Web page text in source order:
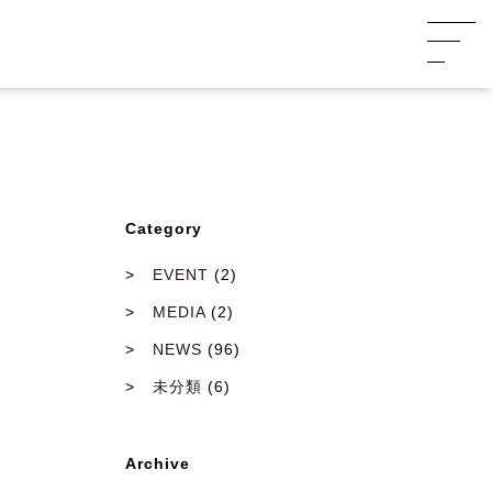
Category
EVENT (2)
MEDIA(2)
NEWS (96)
未分類 (6)
Archive